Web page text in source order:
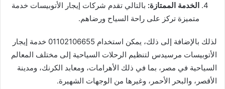
الخدمة الممتازة: بالتالي تقدم شركات إيجار الأتوبيسات خدمة
متميزة تركز على راحة السياح ورضاهم.
لذلك بالإضافة إلى ذلك، يمكن استخدام 01102106655 خدمة إيجار
الأتوبيسات مرسيدس لتنظيم الرحلات السياحية إلى مختلف المعالم
السياحية في مصر، بما في ذلك الأهرامات، ومعابد الكرنك، ومدينة
الأقصر، والبحر الأحمر، وغيرها من الوجهات الشهيرة.